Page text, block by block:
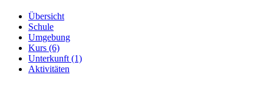
Übersicht
Schule
Umgebung
Kurs (6)
Unterkunft (1)
Aktivitäten